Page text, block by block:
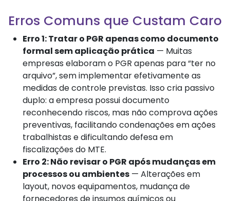
Erros Comuns que Custam Caro
Erro 1: Tratar o PGR apenas como documento
formal sem aplicação prática — Muitas
empresas elaboram o PGR apenas para “ter no
arquivo”, sem implementar efetivamente as
medidas de controle previstas. Isso cria passivo
duplo: a empresa possui documento
reconhecendo riscos, mas não comprova ações
preventivas, facilitando condenações em ações
trabalhistas e dificultando defesa em
fiscalizações do MTE.
Erro 2: Não revisar o PGR após mudanças em
processos ou ambientes — Alterações em
layout, novos equipamentos, mudança de
fornecedores de insumos químicos ou